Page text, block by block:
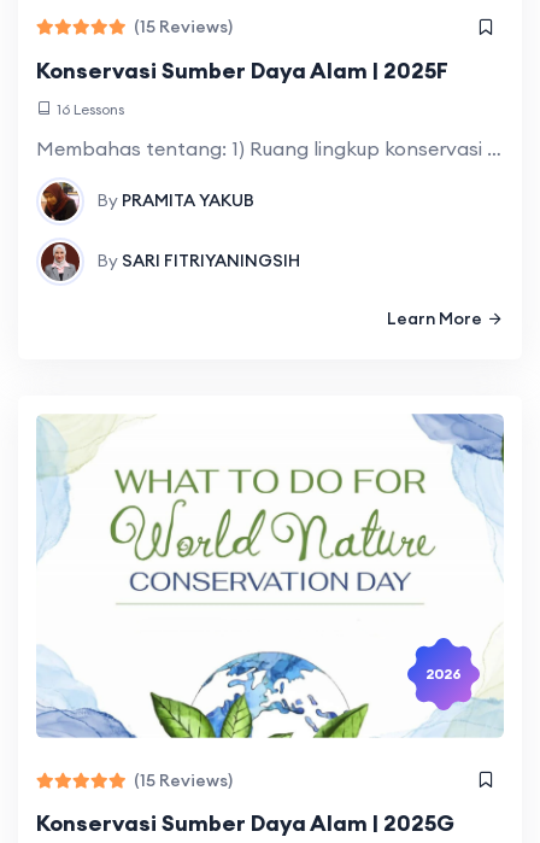
(15 Reviews)
Konservasi Sumber Daya Alam | 2025F
16 Lessons
Membahas tentang: 1) Ruang lingkup konservasi yang meliputi: Pengertian, tujuan, manfaat dan upaya-upaya konservasi sumber daya alam dan lingkungan (SDAL); 2) Etika lingkungan yang meliputi:
By PRAMITA YAKUB
By SARI FITRIYANINGSIH
Learn More
2026
(15 Reviews)
Konservasi Sumber Daya Alam | 2025G